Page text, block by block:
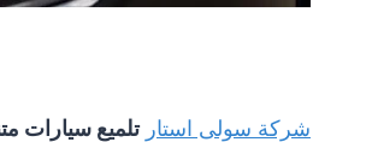
شركة سولى استار تلميع سيارات